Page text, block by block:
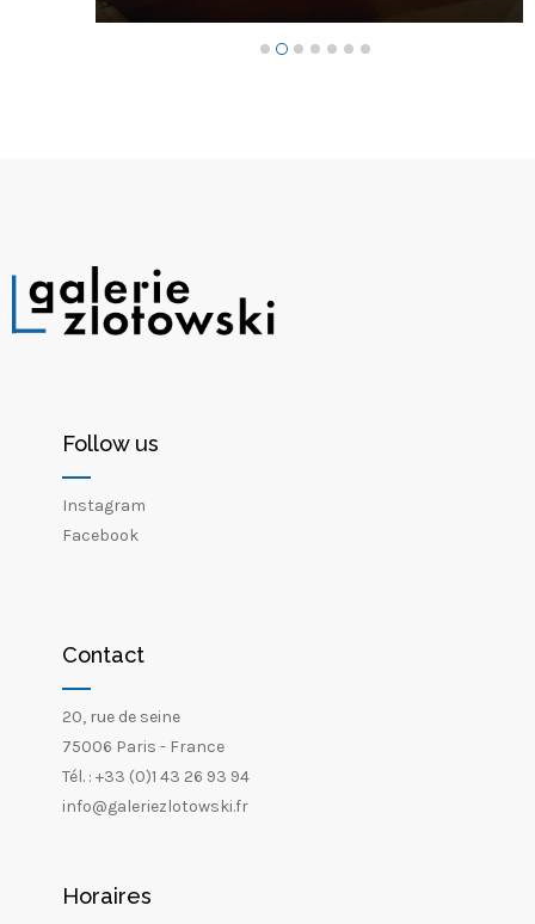
Follow us
Instagram
Facebook
Contact
20, rue de seine
75006 Paris - France
Tél. : +33 (0)1 43 26 93 94
info@galeriezlotowski.fr
Horaires